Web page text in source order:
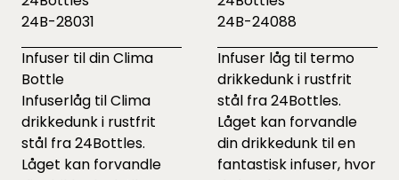
24B-28031
Infuser til din Clima
Bottle
Infuserlåg til Clima
drikkedunk i rustfrit
stål fra 24Bottles.
Låget kan forvandle
24B-24088
Infuser låg til termo
drikkedunk i rustfrit
stål fra 24Bottles.
Låget kan forvandle
din drikkedunk til en
fantastisk infuser, hvor